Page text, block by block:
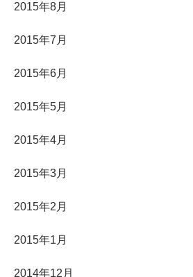
2015年8月
2015年7月
2015年6月
2015年5月
2015年4月
2015年3月
2015年2月
2015年1月
2014年12月